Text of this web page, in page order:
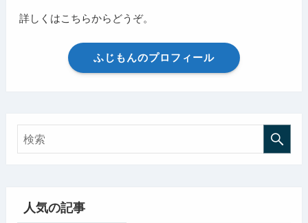
詳しくはこちらからどうぞ。
ふじもんのプロフィール
人気の記事